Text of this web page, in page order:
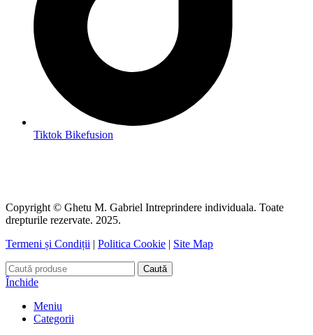
Tiktok Bikefusion
Copyright © Ghetu M. Gabriel Intreprindere individuala. Toate
drepturile rezervate. 2025.
Termeni și Condiții | Politica Cookie | Site Map
Caută
Închide
Meniu
Categorii